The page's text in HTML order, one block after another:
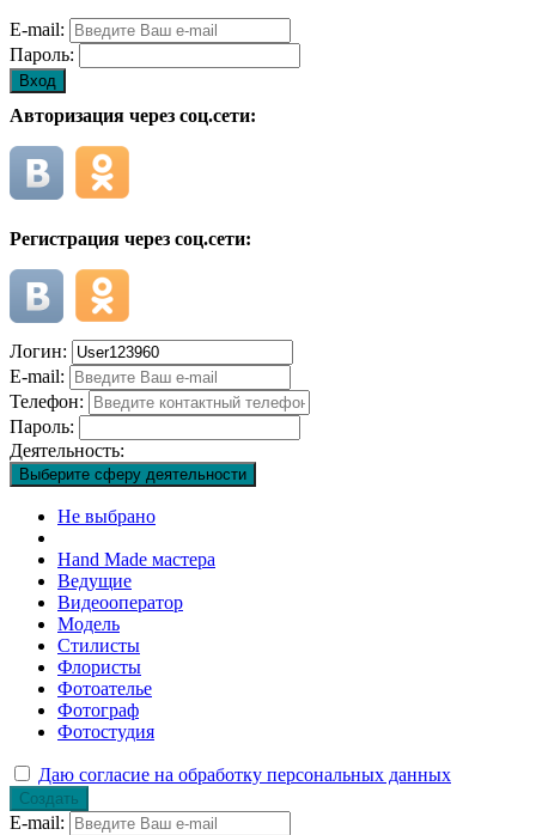
E-mail:
Пароль:
Вход
Авторизация через соц.сети:
Регистрация через соц.сети:
Логин:
E-mail:
Телефон:
Пароль:
Деятельность:
Выберите сферу деятельности
Не выбрано
Hand Made мастера
Ведущие
Видеооператор
Модель
Стилисты
Флористы
Фотоателье
Фотограф
Фотостудия
Даю согласие на обработку персональных данных
Создать
E-mail: